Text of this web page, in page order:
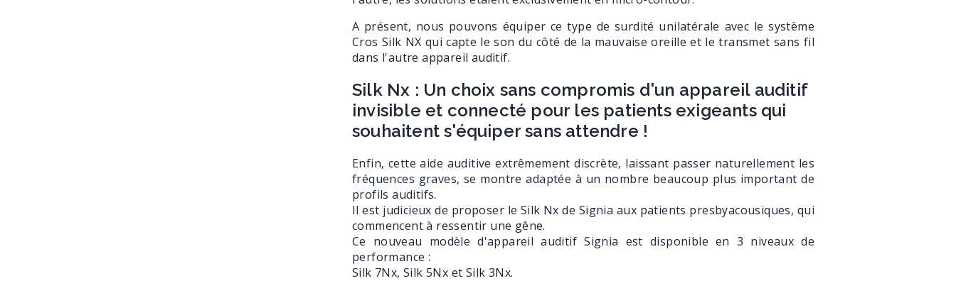
A présent, nous pouvons équiper ce type de surdité unilatérale avec le système
Cros Silk NX qui capte le son du côté de la mauvaise oreille et le transmet sans fil
dans l'autre appareil auditif.
Silk Nx : Un choix sans compromis d'un appareil auditif
invisible et connecté pour les patients exigeants qui
souhaitent s'équiper sans attendre !
Enfin, cette aide auditive extrêmement discrète, laissant passer naturellement les
fréquences graves, se montre adaptée à un nombre beaucoup plus important de
profils auditifs.
Il est judicieux de proposer le Silk Nx de Signia aux patients presbyacousiques, qui
commencent à ressentir une gêne.
Ce nouveau modèle d'appareil auditif Signia est disponible en 3 niveaux de
performance :
Silk 7Nx, Silk 5Nx et Silk 3Nx.